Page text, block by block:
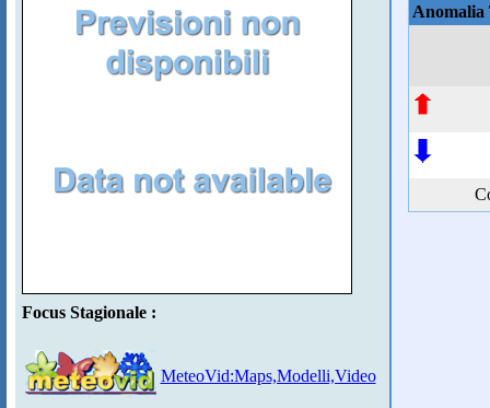
Focus Stagionale :
MeteoVid:Maps,Modelli,Video
Anomalia